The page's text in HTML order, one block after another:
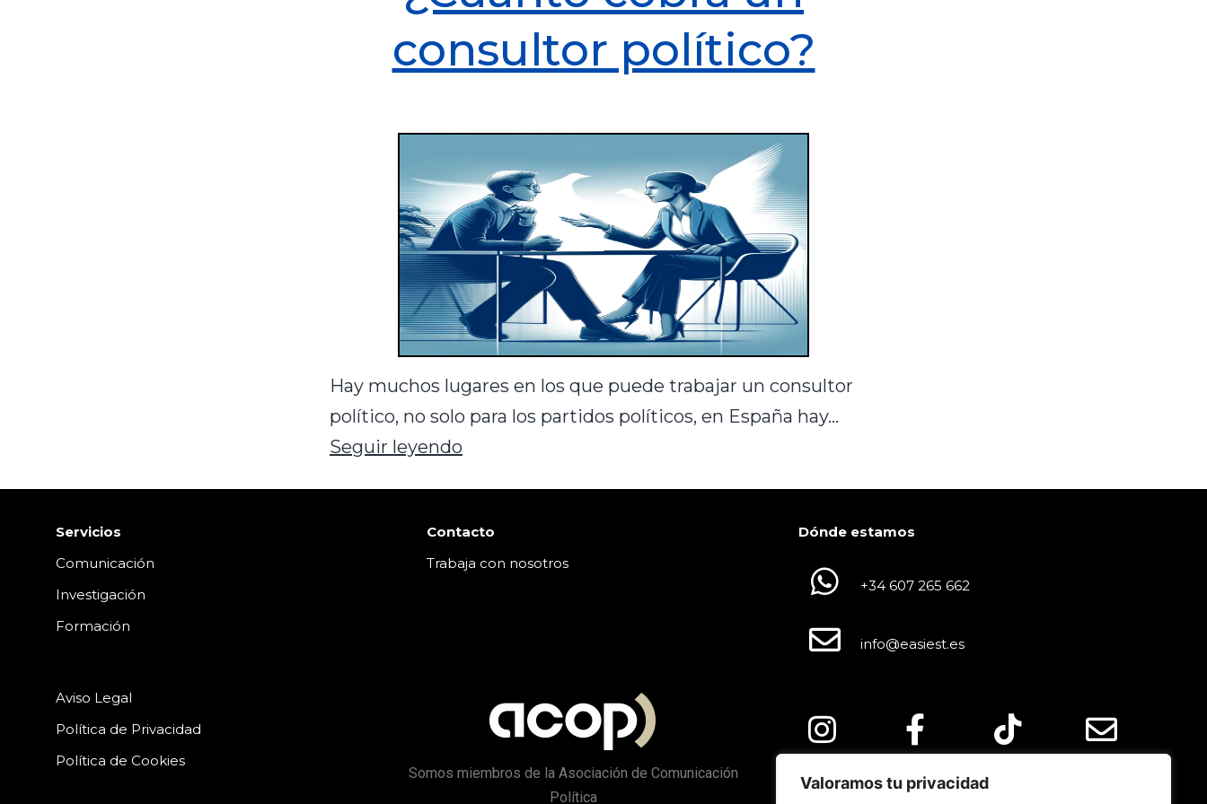
Valoramos tu privacidad
consultor político?
Hay muchos lugares en los que puede trabajar un consultor
político, no solo para los partidos políticos, en España hay…
Seguir leyendo
Servicios
Comunicación
Investigación
Formación
Contacto
Trabaja con nosotros
Dónde estamos
+34 607 265 662
info@easiest.es
Aviso Legal
Política de Privacidad
Política de Cookies
Somos miembros de la Asociación de Comunicación
Política